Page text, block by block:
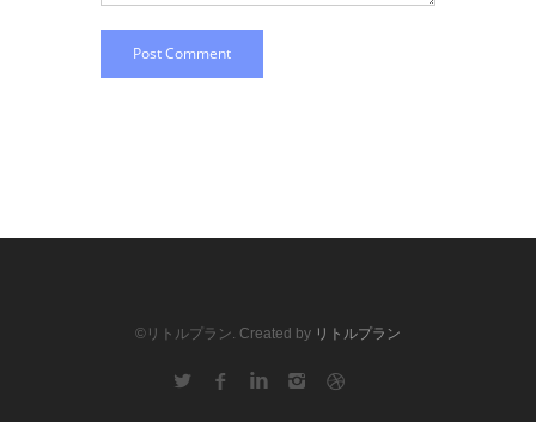
Post Comment
©リトルプラン. Created by リトルプラン